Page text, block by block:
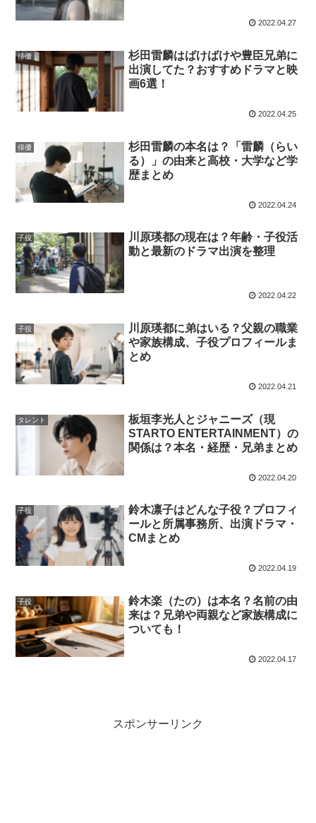
2022.04.27
俳優
杉田雷麟はばけばけや豊臣兄弟に
出演してた？おすすめドラマと映
画6選！
2022.04.25
俳優
杉田雷麟の本名は？「雷麟（らい
る）」の由来と高校・大学など学
歴まとめ
2022.04.24
子役
川原瑛都の現在は？年齢・子役活
動と最新のドラマ出演を整理
2022.04.22
子役
川原瑛都に弟はいる？父親の職業
や家族構成、子役プロフィールま
とめ
2022.04.21
タレント
板垣李光人とジャニーズ（現
STARTO ENTERTAINMENT）の
関係は？本名・経歴・兄弟まとめ
2022.04.20
子役
鈴木凛子はどんな子役？プロフィ
ールと所属事務所、出演ドラマ・
CMまとめ
2022.04.19
子役
鈴木楽（たの）は本名？名前の由
来は？兄弟や両親など家族構成に
ついても！
2022.04.17
スポンサーリンク